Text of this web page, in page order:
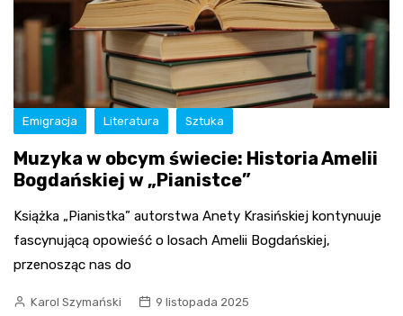
Emigracja Literatura Sztuka
Muzyka w obcym świecie: Historia Amelii
Bogdańskiej w „Pianistce”
Książka „Pianistka” autorstwa Anety Krasińskiej kontynuuje
fascynującą opowieść o losach Amelii Bogdańskiej,
przenosząc nas do
Karol Szymański 9 listopada 2025